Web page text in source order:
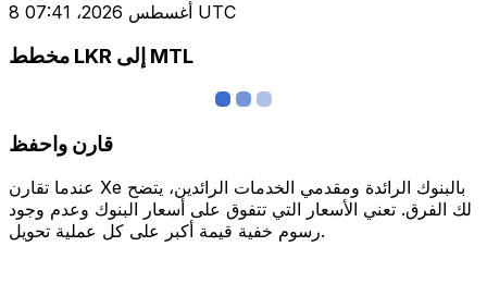
8 أغسطس 2026، 07:41 UTC
مخطط LKR إلى MTL
قارن واحفظ
عندما تقارن Xe بالبنوك الرائدة ومقدمي الخدمات الرائدين، يتضح
لك الفرق. تعني الأسعار التي تتفوق على أسعار البنوك وعدم وجود
رسوم خفية قيمة أكبر على كل عملية تحويل.